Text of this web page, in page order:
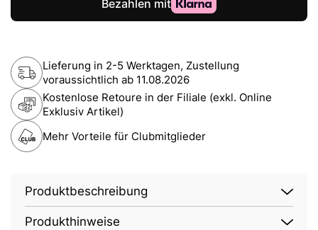
Lieferung in 2-5 Werktagen, Zustellung
voraussichtlich ab 11.08.2026
Kostenlose Retoure in der Filiale (exkl. Online
Exklusiv Artikel)
Mehr Vorteile für Clubmitglieder
Produktbeschreibung
Produkthinweise